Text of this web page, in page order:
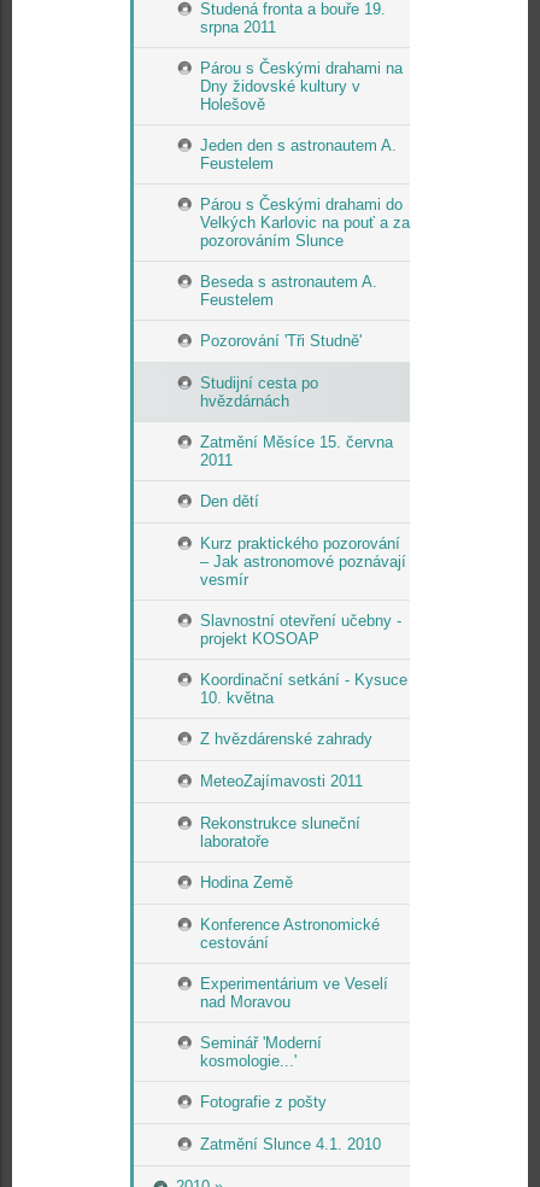
Studená fronta a bouře 19.
srpna 2011
Párou s Českými drahami na
Dny židovské kultury v
Holešově
Jeden den s astronautem A.
Feustelem
Párou s Českými drahami do
Velkých Karlovic na pouť a za
pozorováním Slunce
Beseda s astronautem A.
Feustelem
Pozorování 'Tři Studně'
Studijní cesta po
hvězdárnách
Zatmění Měsíce 15. června
2011
Den dětí
Kurz praktického pozorování
– Jak astronomové poznávají
vesmír
Slavnostní otevření učebny -
projekt KOSOAP
Koordinační setkání - Kysuce
10. května
Z hvězdárenské zahrady
MeteoZajímavosti 2011
Rekonstrukce sluneční
laboratoře
Hodina Země
Konference Astronomické
cestování
Experimentárium ve Veselí
nad Moravou
Seminář 'Moderní
kosmologie...'
Fotografie z pošty
Zatmění Slunce 4.1. 2010